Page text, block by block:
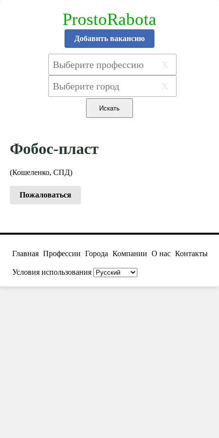
ProstoRabota
Добавить вакансию
X
X
Фобос-пласт
(Кошеленко, СПД)
Пожаловаться
Главная Профессии Города Компании О нас Контакты
Условия использования